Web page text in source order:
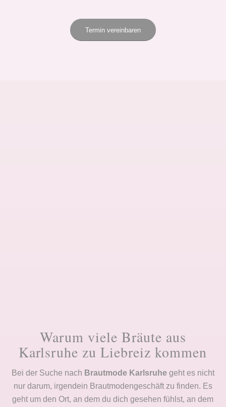
Termin vereinbaren
Warum viele Bräute aus
Karlsruhe zu Liebreiz kommen
Bei der Suche nach Brautmode Karlsruhegeht es nicht
nur darum, irgendein Brautmodengeschäft zu finden. Es
geht um den Ort, an dem du dich gesehen fühlst, an dem